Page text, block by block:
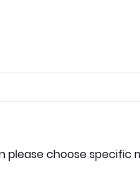
please choose specific